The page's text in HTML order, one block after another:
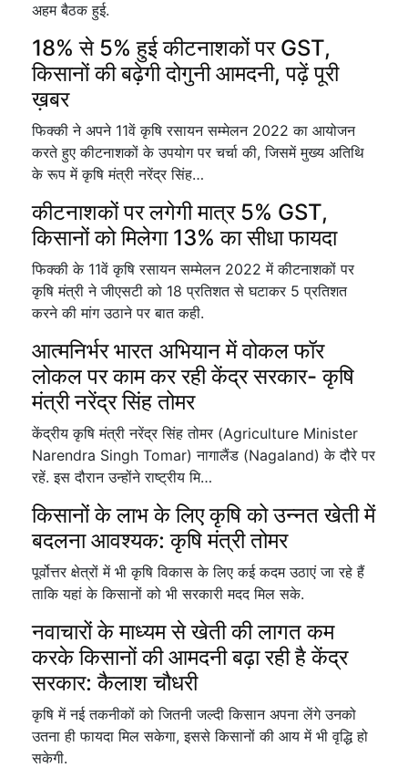
अहम बैठक हुई.
18% से 5% हुई कीटनाशकों पर GST,
किसानों की बढ़ेगी दोगुनी आमदनी, पढ़ें पूरी
ख़बर
फिक्की ने अपने 11वें कृषि रसायन सम्मेलन 2022 का आयोजन
करते हुए कीटनाशकों के उपयोग पर चर्चा की, जिसमें मुख्य अतिथि
के रूप में कृषि मंत्री नरेंद्र सिंह…
कीटनाशकों पर लगेगी मात्र 5% GST,
किसानों को मिलेगा 13% का सीधा फायदा
फिक्की के 11वें कृषि रसायन सम्मेलन 2022 में कीटनाशकों पर
कृषि मंत्री ने जीएसटी को 18 प्रतिशत से घटाकर 5 प्रतिशत
करने की मांग उठाने पर बात कही.
आत्मनिर्भर भारत अभियान में वोकल फॉर
लोकल पर काम कर रही केंद्र सरकार- कृषि
मंत्री नरेंद्र सिंह तोमर
केंद्रीय कृषि मंत्री नरेंद्र सिंह तोमर (Agriculture Minister
Narendra Singh Tomar) नागालैंड (Nagaland) के दौरे पर
रहें. इस दौरान उन्होंने राष्ट्रीय मि…
किसानों के लाभ के लिए कृषि को उन्नत खेती में
बदलना आवश्यक: कृषि मंत्री तोमर
पूर्वोत्तर क्षेत्रों में भी कृषि विकास के लिए कई कदम उठाएं जा रहे हैं
ताकि यहां के किसानों को भी सरकारी मदद मिल सके.
नवाचारों के माध्यम से खेती की लागत कम
करके किसानों की आमदनी बढ़ा रही है केंद्र
सरकार: कैलाश चौधरी
कृषि में नई तकनीकों को जितनी जल्दी किसान अपना लेंगे उनको
उतना ही फायदा मिल सकेगा, इससे किसानों की आय में भी वृद्धि हो
सकेगी.